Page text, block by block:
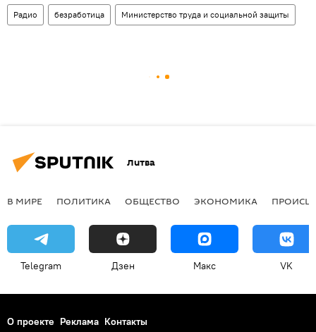
Радио безработица Министерство труда и социальной защиты
Литва
В МИРЕ ПОЛИТИКА ОБЩЕСТВО ЭКОНОМИКА
Telegram Дзен Макс VK
О проекте Реклама Контакты